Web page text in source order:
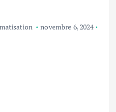
novembre 6, 2024